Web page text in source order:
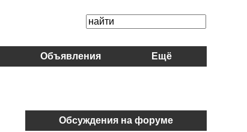
Объявления Ещё
Обсуждения на форуме